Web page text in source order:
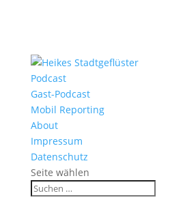
Podcast
Gast-Podcast
Mobil Reporting
About
Impressum
Datenschutz
Seite wählen